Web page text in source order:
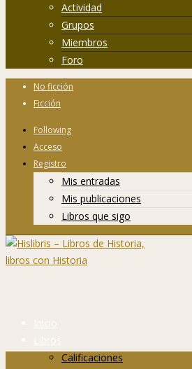
Actividad
Grupos
Miembros
Foro
No ficción
Ficción
Following
Acceso
Registro
Mis entradas
Mis publicaciones
Libros que sigo
Inicio
Libros
Calificaciones